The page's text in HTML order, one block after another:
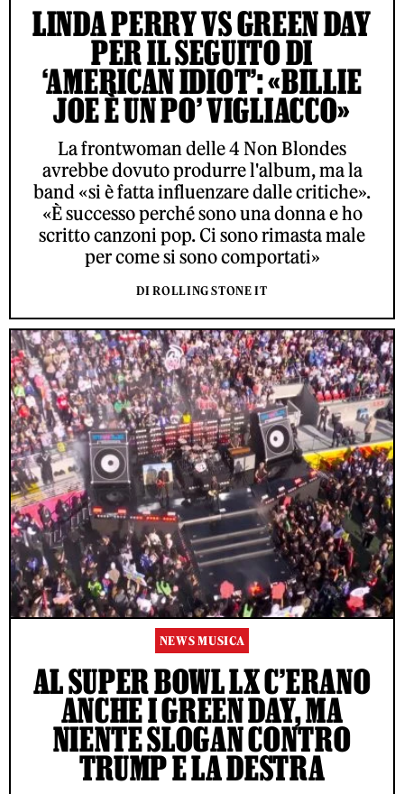
LINDA PERRY VS GREEN DAY
PER IL SEGUITO DI
‘AMERICAN IDIOT’: «BILLIE
JOE È UN PO’ VIGLIACCO»
La frontwoman delle 4 Non Blondes
avrebbe dovuto produrre l'album, ma la
band «si è fatta influenzare dalle critiche».
«È successo perché sono una donna e ho
scritto canzoni pop. Ci sono rimasta male
per come si sono comportati»
DI ROLLING STONE IT
NEWS MUSICA
AL SUPER BOWL LX C’ERANO
ANCHE I GREEN DAY, MA
NIENTE SLOGAN CONTRO
TRUMP E LA DESTRA